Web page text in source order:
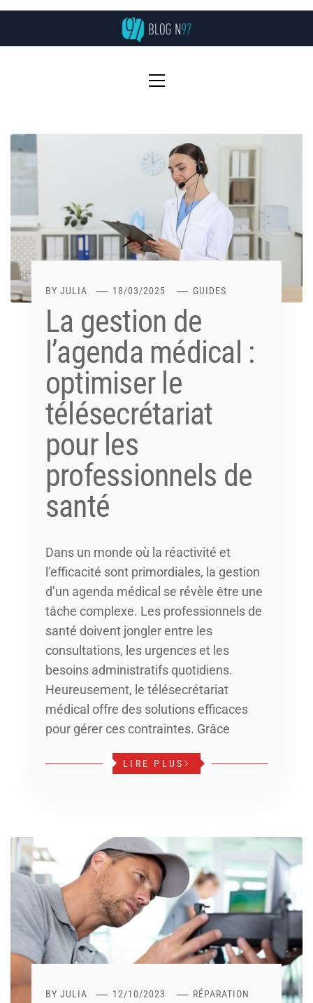
Skip
content
Menu
BY JULIA 18/03/2025 GUIDES
La gestion de
l’agenda médical :
optimiser le
télésecrétariat
pour les
professionnels de
santé
Dans un monde où la réactivité et
l’efficacité sont primordiales, la gestion
d’un agenda médical se révèle être une
tâche complexe. Les professionnels de
santé doivent jongler entre les
consultations, les urgences et les
besoins administratifs quotidiens.
Heureusement, le télésecrétariat
médical offre des solutions efficaces
pour gérer ces contraintes. Grâce
LIRE PLUS
BY JULIA 12/10/2023 RÉPARATION